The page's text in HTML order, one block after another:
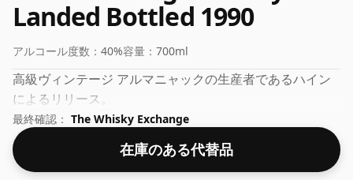
Landed Bottled 1990
アルコール度数： 40%容量： 700ml
高級ヴィンテージ アルマニャックの生産者であるハイン
によるリリース。
最終確認： The Whisky Exchange
在庫のある代替品